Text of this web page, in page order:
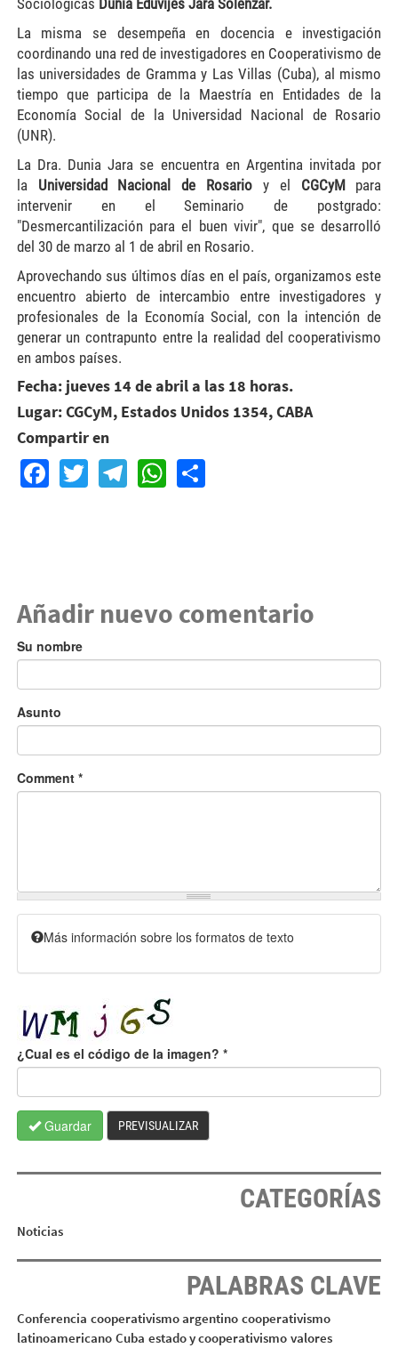
La misma se desempeña en docencia e investigación
coordinando una red de investigadores en Cooperativismo de
las universidades de Gramma y Las Villas (Cuba), al mismo
tiempo que participa de la Maestría en Entidades de la
Economía Social de la Universidad Nacional de Rosario
(UNR).
La Dra. Dunia Jara se encuentra en Argentina invitada por
la Universidad Nacional de Rosario y el CGCyMpara
intervenir en el Seminario de postgrado:
"Desmercantilización para el buen vivir", que se desarrolló
del 30 de marzo al 1 de abril en Rosario.
Aprovechando sus últimos días en el país, organizamos este
encuentro abierto de intercambio entre investigadores y
profesionales de la Economía Social, con la intención de
generar un contrapunto entre la realidad del cooperativismo
en ambos países.
Fecha: jueves 14 de abril a las 18 horas.
Lugar: CGCyM, Estados Unidos 1354, CABA
Compartir en
Facebook
TwitterTelegram
WhatsApp
Share
Añadir nuevo comentario
Su nombre
Asunto
Comment *
Más información sobre los formatos de texto
¿Cual es el código de la imagen? *
Guardar PREVISUALIZAR
CATEGORÍAS
Noticias
PALABRAS CLAVE
Conferencia cooperativismo argentino cooperativismo
latinoamericano Cuba estado y cooperativismo valores